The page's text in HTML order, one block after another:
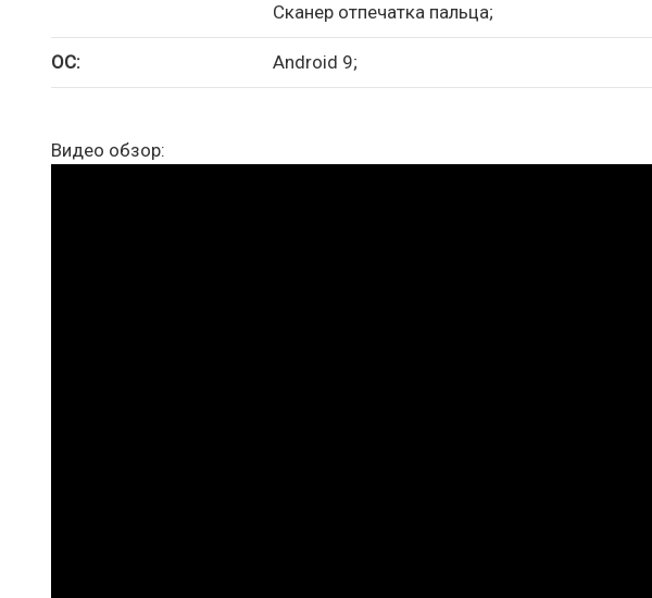
Сканер отпечатка пальца;
ОС: Android 9;
Видео обзор: